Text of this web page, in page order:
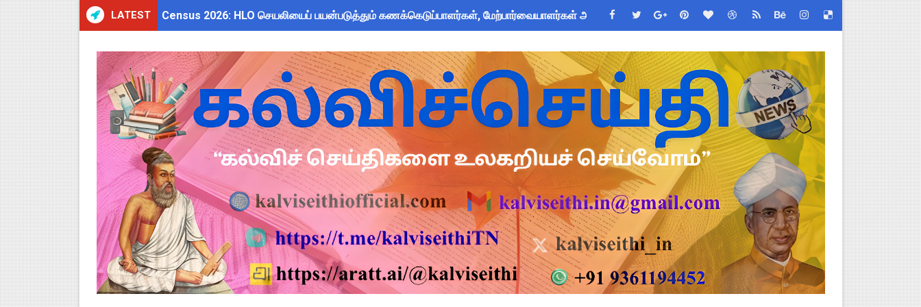
LATEST Census 2026: HLO செயலியைப் பயன்படுத்தும் கணக்கெடுப்பாளர்கள், மேற்பார்வையாளர்கள் அறிய வேண்டிய முக்கிய விதிகள்!
WWF India வழங்கும் Wild Wisdom Global Challenge 2026 ஆங்கில வினாடி வினா போட்டி! 6-9 வகுப்பு மாணவர்கள் பங்கேற்க தமிழ்நாடு பள்ளிக்கல்வி இணை
அரசு ஊழியர்களுக்கு ரூ.14,000 கோடி நிதி குறைப்பா? புதிய மருத்துவக் காப்பீடு & OPS கோரிக்கை - TNGEA கண்டனம்!
தமிழகப் பள்ளிகளுக்கு முக்கிய அறிவிப்பு: ஆகஸ்ட் 10 தேசிய குடற்புழு நீக்க நாள் - அல்பெண்டசோல் (Albendazole 400 mg) மாத்திரை வழங்க பள்ளிக்கல்வித்துறை
Kalai Thiruvizha 2026 - 2027 Forms: கலைத் திருவிழா போட்டிகளுக்கான அனைத்து Excel & Word படிவங்கள் ஒரே லிங்க்கில்!
4th & 5th Standard Ennum Ezhuthum Term 1 Set 10 Lesson Plan August 2026 - Download Link
2027 Census Duty for Teachers: புதுக்கோட்டை CEO வெளியிட்ட அவசர சுற்றறிக்கை - முழு விவரங்கள்!
Census 2027: கோவை பள்ளி ஆசிரியர்களுக்கு காலை, மாலை நேரங்களில் கணக்கெடுப்பு பணி செய்ய அனுமதி - ஆட்சியர் சுற்றறிக்கை!
திருவண்ணாமலை CEO அதிரடி உத்தரவு: முழு நாள் மக்கள் தொகை கணக்கெடுப்பு பணிக்குத் தடை! ஆசிரியர்களுக்கு புதிய விதிகள்!
இராணிப்பேட்டை: ஆசிரியர்களுக்கு அரை நாள் OD அனுமதி! மக்கள் தொகை கணக்கெடுப்பு பணி சுற்றறிக்கை வெளியீடு!